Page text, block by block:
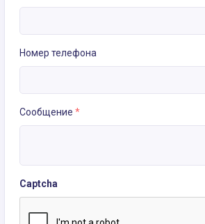
Номер телефона
Сообщение *
Captcha